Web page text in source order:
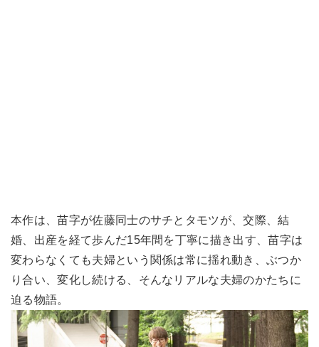
本作は、苗字が佐藤同士のサチとタモツが、交際、結
婚、出産を経て歩んだ15年間を丁寧に描き出す、苗字は
変わらなくても夫婦という関係は常に揺れ動き、ぶつか
り合い、変化し続ける、そんなリアルな夫婦のかたちに
迫る物語。